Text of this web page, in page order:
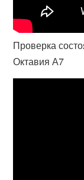
Проверка
Октавия А7